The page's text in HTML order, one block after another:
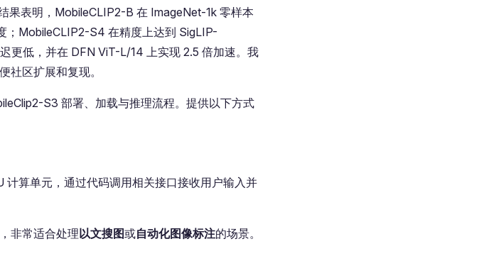
果表明，MobileCLIP2-B 在 ImageNet-1k 零样本
；MobileCLIP2-S4 在精度上达到 SigLIP-
更低，并在 DFN ViT-L/14 上实现 2.5 倍加速。我
社区扩展和复现。
S3 部署、加载与推理流程。提供以下方式
算单元，通过代码调用相关接口接收用户输入并
非常适合处理以文搜图或自动化图像标注的场景。